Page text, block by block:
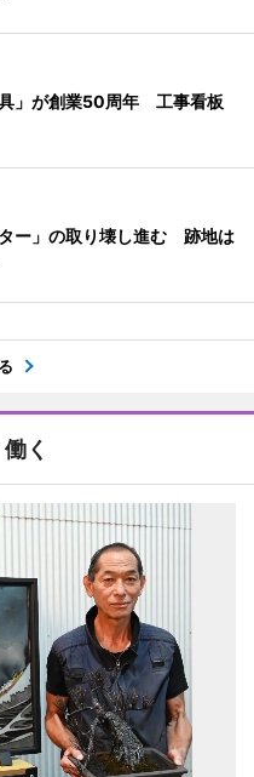
」が創業50周年 工事看板
ー」の取り壊し進む 跡地は
く